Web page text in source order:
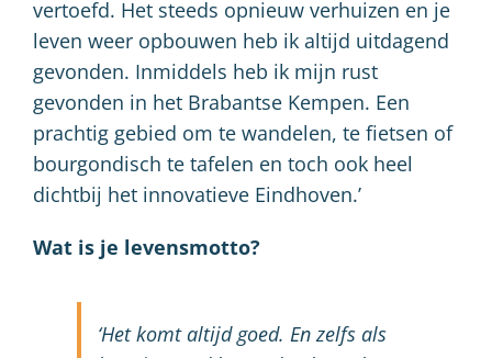
vertoefd. Het steeds opnieuw verhuizen en je
leven weer opbouwen heb ik altijd uitdagend
gevonden. Inmiddels heb ik mijn rust
gevonden in het Brabantse Kempen. Een
prachtig gebied om te wandelen, te fietsen of
bourgondisch te tafelen en toch ook heel
dichtbij het innovatieve Eindhoven.’
Wat is je levensmotto?
‘Het komt altijd goed. En zelfs als